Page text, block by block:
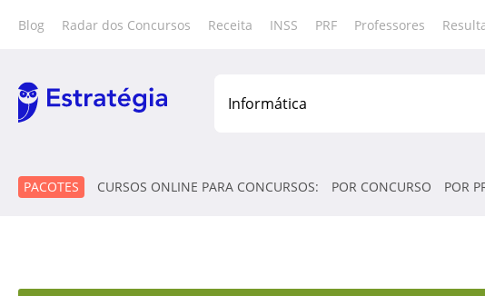
Blog Radar dos Concursos Receita INSS PRF Professores
PACOTES CURSOS ONLINE PARA CONCURSOS: POR CONCURSO POR